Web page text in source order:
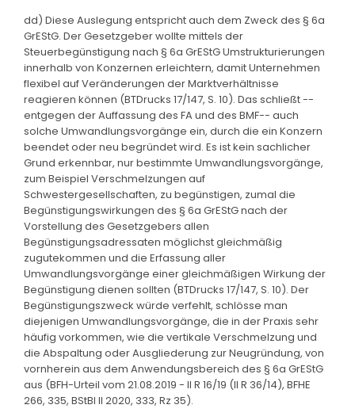
dd) Diese Auslegung entspricht auch dem Zweck des § 6a
GrEStG. Der Gesetzgeber wollte mittels der
Steuerbegünstigung nach § 6a GrEStG Umstrukturierungen
innerhalb von Konzernen erleichtern, damit Unternehmen
flexibel auf Veränderungen der Marktverhältnisse
reagieren können (BTDrucks 17/147, S. 10). Das schließt --
entgegen der Auffassung des FA und des BMF-- auch
solche Umwandlungsvorgänge ein, durch die ein Konzern
beendet oder neu begründet wird. Es ist kein sachlicher
Grund erkennbar, nur bestimmte Umwandlungsvorgänge,
zum Beispiel Verschmelzungen auf
Schwestergesellschaften, zu begünstigen, zumal die
Begünstigungswirkungen des § 6a GrEStG nach der
Vorstellung des Gesetzgebers allen
Begünstigungsadressaten möglichst gleichmäßig
zugutekommen und die Erfassung aller
Umwandlungsvorgänge einer gleichmäßigen Wirkung der
Begünstigung dienen sollten (BTDrucks 17/147, S. 10). Der
Begünstigungszweck würde verfehlt, schlösse man
diejenigen Umwandlungsvorgänge, die in der Praxis sehr
häufig vorkommen, wie die vertikale Verschmelzung und
die Abspaltung oder Ausgliederung zur Neugründung, von
vornherein aus dem Anwendungsbereich des § 6a GrEStG
aus (BFH-Urteil vom 21.08.2019 - II R 16/19 (II R 36/14), BFHE
266, 335, BStBl II 2020, 333, Rz 35).